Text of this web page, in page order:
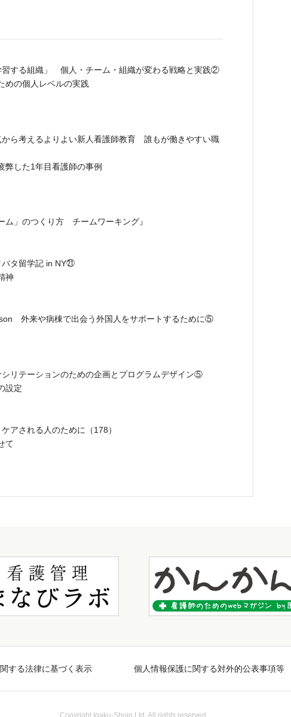
習する組織」 個人・チーム・組織が変わる戦略と実践②
めの個人レベルの実践
ら考えるよりよい新人看護師教育 誰もが働きやすい職
弊した1年目看護師の事例
ム」のつくり方 チームワーキング』
タ留学記 in NY㉑
神
外来や病棟で出会う外国人をサポートするために⑤
リテーションのための企画とプログラムデザイン⑤
設定
アされる人のために（178）
て
する法律に基づく表示 個人情報保護に関する対外的公表事項等